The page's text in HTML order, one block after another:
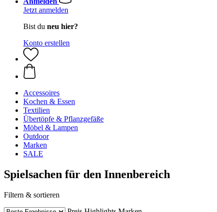
Jetzt anmelden
Bist du neu hier?
Konto erstellen
Accessoires
Kochen & Essen
Textilien
Übertöpfe & Pflanzgefäße
Möbel & Lampen
Outdoor
Marken
SALE
Spielsachen für den Innenbereich
Filtern & sortieren